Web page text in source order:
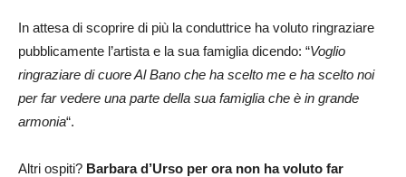
In attesa di scoprire di più la conduttrice ha voluto ringraziare
pubblicamente l’artista e la sua famiglia dicendo: “Voglio
ringraziare di cuore Al Bano che ha scelto me e ha scelto noi
per far vedere una parte della sua famiglia che è in grande
armonia“.
Altri ospiti? Barbara d’Urso per ora non ha voluto far